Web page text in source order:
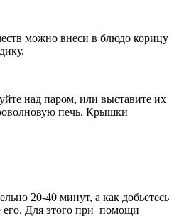
можно внеси в блюдо корицу
над паром, или выставите их
печь. Крышки
20-40 минут, а как добьетесь
его. Для этого при помощи